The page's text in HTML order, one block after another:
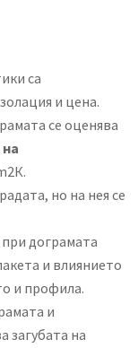
са
и цена.
се оценява
но на нея се
дограмата
и влиянието
и профила.
и
загубата на